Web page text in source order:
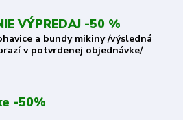
VÝPREDAJ -50 %
a bundy mikiny /výsledná
v potvrdenej objednávke/
-50%